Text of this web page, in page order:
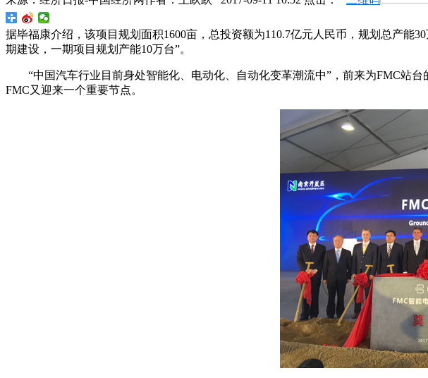
据毕福康介绍，该项目规划面积1600亩，总投资额为110.7亿元人民币，规划总产能
期建设，一期项目规划产能10万台”。
“中国汽车行业目前身处智能化、电动化、自动化变革潮流中”，前来为FMC站
FMC又迎来一个重要节点。